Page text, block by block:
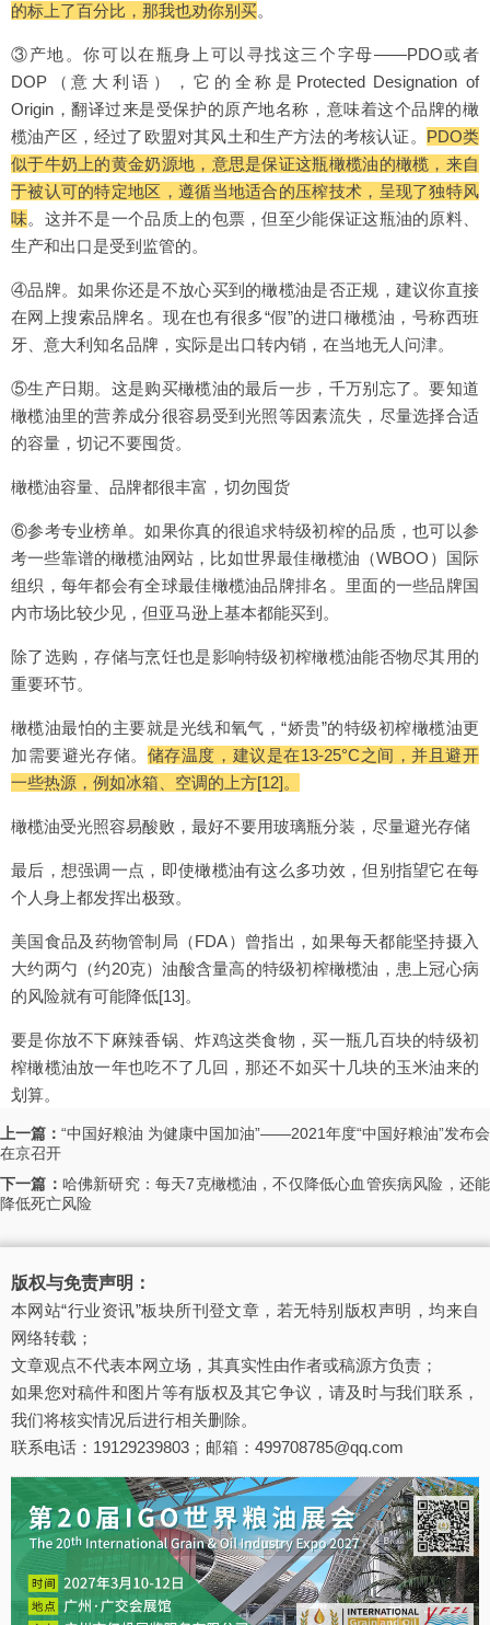
的标上了百分比，那我也劝你别买。
③产地。你可以在瓶身上可以寻找这三个字母——PDO或者
DOP（意大利语），它的全称是Protected Designation of
Origin，翻译过来是受保护的原产地名称，意味着这个品牌的橄
榄油产区，经过了欧盟对其风土和生产方法的考核认证。 PDO类
似于牛奶上的黄金奶源地，意思是保证这瓶橄榄油的橄榄，来自
于被认可的特定地区，遵循当地适合的压榨技术，呈现了独特风
味。这并不是一个品质上的包票，但至少能保证这瓶油的原料、
生产和出口是受到监管的。
④品牌。如果你还是不放心买到的橄榄油是否正规，建议你直接
在网上搜索品牌名。现在也有很多“假”的进口橄榄油，号称西班
牙、意大利知名品牌，实际是出口转内销，在当地无人问津。
⑤生产日期。这是购买橄榄油的最后一步，千万别忘了。要知道
橄榄油里的营养成分很容易受到光照等因素流失，尽量选择合适
的容量，切记不要囤货。
橄榄油容量、品牌都很丰富，切勿囤货
⑥参考专业榜单。如果你真的很追求特级初榨的品质，也可以参
考一些靠谱的橄榄油网站，比如世界最佳橄榄油（WBOO）国际
组织，每年都会有全球最佳橄榄油品牌排名。里面的一些品牌国
内市场比较少见，但亚马逊上基本都能买到。
除了选购，存储与烹饪也是影响特级初榨橄榄油能否物尽其用的
重要环节。
橄榄油最怕的主要就是光线和氧气，“娇贵”的特级初榨橄榄油更
加需要避光存储。 储存温度，建议是在13-25°C之间，并且避开
一些热源，例如冰箱、空调的上方[12]。
橄榄油受光照容易酸败，最好不要用玻璃瓶分装，尽量避光存储
最后，想强调一点，即使橄榄油有这么多功效，但别指望它在每
个人身上都发挥出极致。
美国食品及药物管制局（FDA）曾指出，如果每天都能坚持摄入
大约两勺（约20克）油酸含量高的特级初榨橄榄油，患上冠心病
的风险就有可能降低[13]。
要是你放不下麻辣香锅、炸鸡这类食物，买一瓶几百块的特级初
榨橄榄油放一年也吃不了几回，那还不如买十几块的玉米油来的
划算。
上一篇： “中国好粮油 为健康中国加油”——2021年度“中国好粮油”发布会
在京召开
下一篇： 哈佛新研究：每天7克橄榄油，不仅降低心血管疾病风险，还能
降低死亡风险
版权与免责声明：
本网站“行业资讯”板块所刊登文章，若无特别版权声明，均来自
网络转载；
文章观点不代表本网立场，其真实性由作者或稿源方负责；
如果您对稿件和图片等有版权及其它争议，请及时与我们联系，
我们将核实情况后进行相关删除。
联系电话：19129239803；邮箱：499708785@qq.com